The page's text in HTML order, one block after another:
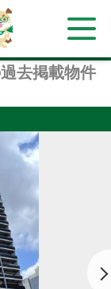
去掲載物件